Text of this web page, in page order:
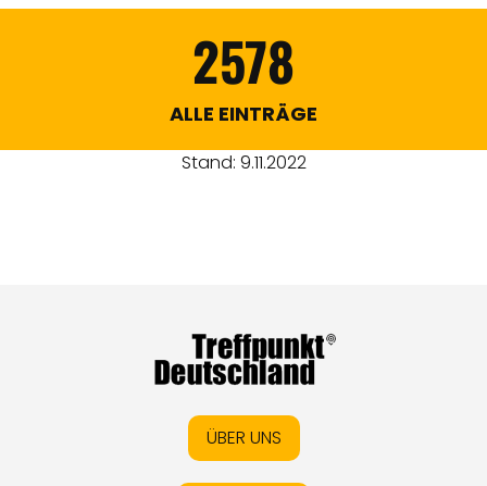
2578
ALLE EINTRÄGE
Stand: 9.11.2022
ÜBER UNS